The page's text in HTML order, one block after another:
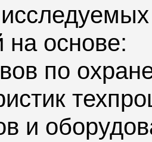
на основе:
по
и